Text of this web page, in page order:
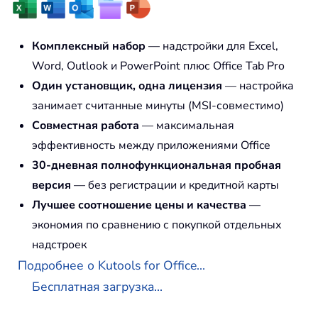
Комплексный набор — надстройки для Excel,
Word, Outlook и PowerPoint плюс Office Tab Pro
Один установщик, одна лицензия — настройка
занимает считанные минуты (MSI-совместимо)
Совместная работа — максимальная
эффективность между приложениями Office
30-дневная полнофункциональная пробная
версия — без регистрации и кредитной карты
Лучшее соотношение цены и качества —
экономия по сравнению с покупкой отдельных
надстроек
Подробнее о Kutools for Office...
Бесплатная загрузка...